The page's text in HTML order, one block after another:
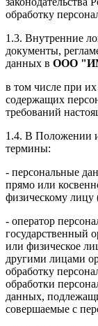
обработку
1.3. Внутренние
документы,
данных в ООО
в том числе при
содержащих
требований
1.4. В Положении
термины:
- персональные
прямо или
физическому лицу
- оператор
государственный
или физическое
другими лицами
обработку
обработки
данных,
совершаемые с